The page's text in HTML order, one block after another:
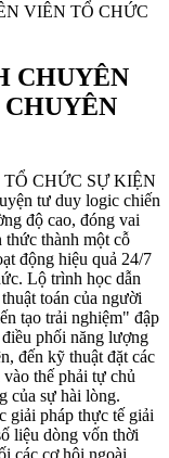
VIÊN TỔ CHỨC
CHUYÊN
CHỨC SỰ KIỆN
tư duy logic chiến
độ cao, đóng vai
thành một cỗ
động hiệu quả 24/7
Lộ trình học dẫn
toán của người
tạo trải nghiệm" đập
phối năng lượng
đến kỹ thuật đặt các
thế phải tự chủ
của sự hài lòng.
giải pháp thực tế giải
liệu dòng vốn thời